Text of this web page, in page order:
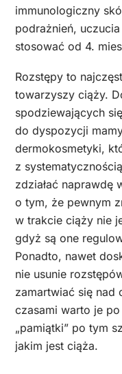
immunologiczny
podrażnień,
stosować od 4.
Rozstępy to
towarzyszy ciąży.
spodziewających
do dyspozycji
dermokosmetyki,
z
zdziałać naprawdę
o tym, że pewnym
w trakcie ciąży nie
gdyż są one
Ponadto, nawet
nie usunie
zamartwiać się nad
czasami warto je
„pamiątki” po tym
jakim jest ciąża.